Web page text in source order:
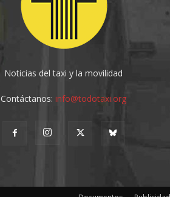
Noticias del taxi y la movilidad
Contáctanos:info@todotaxi.org